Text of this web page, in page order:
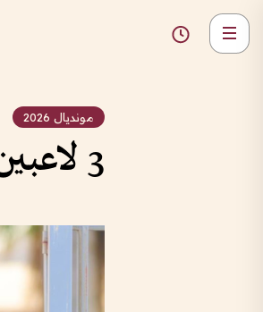
مونديال 2026
3 لاعبين محترفين بالإمارات في قائمة أوزبكستان للمونديال